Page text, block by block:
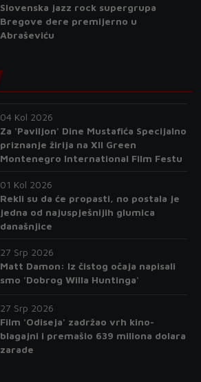
Slovenska jazz rock supergrupa
Bregove dere premijerno u
Abraševiću
04 Kol 2026
Za 'Paviljon' Dine Mustafića Specijalno
priznanje žirija na XII Green
Montenegro International Film Festu
01 Kol 2026
Rekli su da će propasti, no postala je
jedna od najuspješnijih glumica
današnjice
27 Srp 2026
Matt Damon: Iz čistog očaja napisali
smo 'Dobrog Willa Huntinga'
27 Srp 2026
Film 'Odiseja' zadržao vrh kino-
blagajni i premašio 639 miliona dolara
zarade